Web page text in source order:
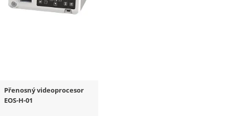
Přenosný videoprocesor
EOS-H-01